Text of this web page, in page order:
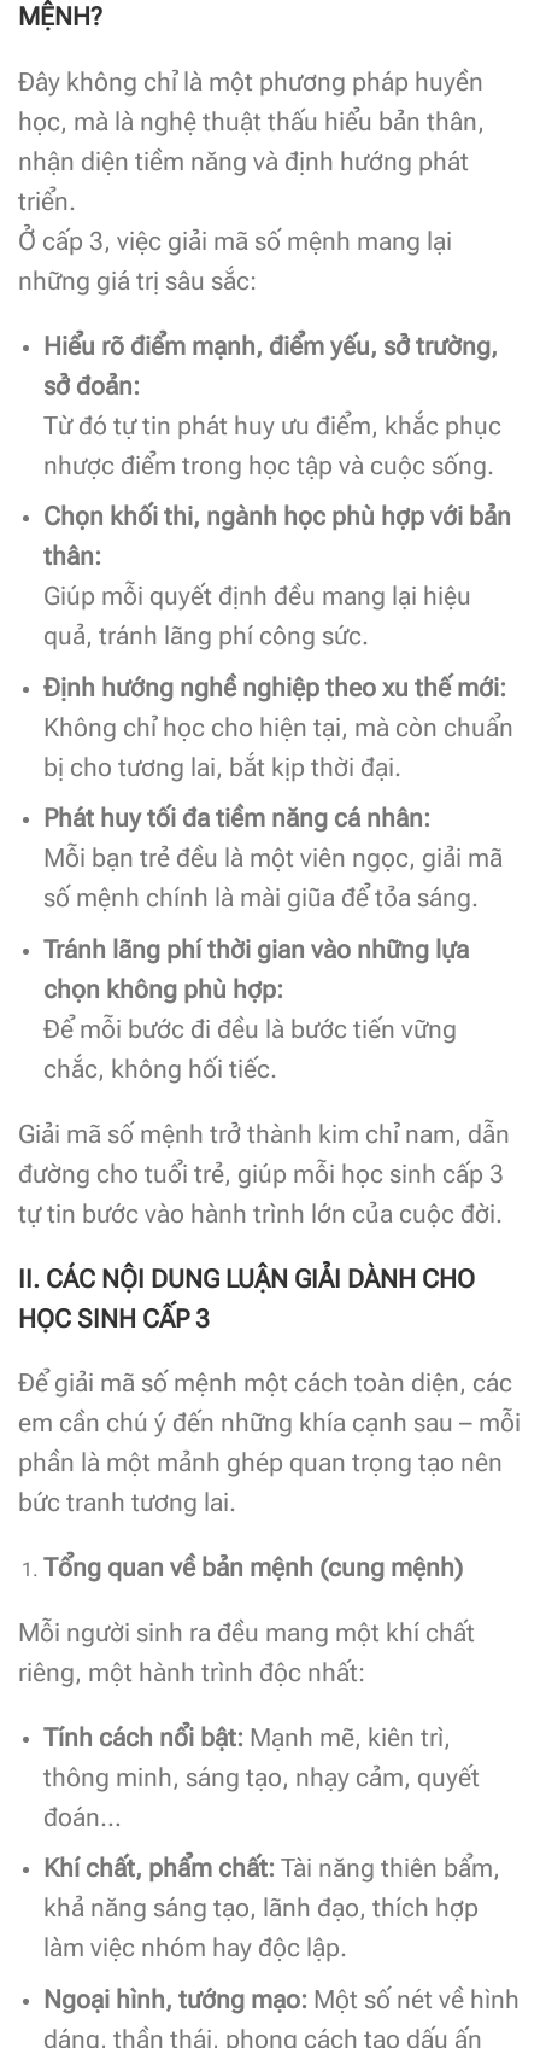
MỆNH?
Đây không chỉ là một phương pháp huyền
học, mà là nghệ thuật thấu hiểu bản thân,
nhận diện tiềm năng và định hướng phát
triển.
Ở cấp 3, việc giải mã số mệnh mang lại
những giá trị sâu sắc:
Hiểu rõ điểm mạnh, điểm yếu, sở trường,
sở đoản:
Từ đó tự tin phát huy ưu điểm, khắc phục
nhược điểm trong học tập và cuộc sống.
Chọn khối thi, ngành học phù hợp với bản
thân:
Giúp mỗi quyết định đều mang lại hiệu
quả, tránh lãng phí công sức.
Định hướng nghề nghiệp theo xu thế mới:
Không chỉ học cho hiện tại, mà còn chuẩn
bị cho tương lai, bắt kịp thời đại.
Phát huy tối đa tiềm năng cá nhân:
Mỗi bạn trẻ đều là một viên ngọc, giải mã
số mệnh chính là mài giũa để tỏa sáng.
Tránh lãng phí thời gian vào những lựa
chọn không phù hợp:
Để mỗi bước đi đều là bước tiến vững
chắc, không hối tiếc.
Giải mã số mệnh trở thành kim chỉ nam, dẫn
đường cho tuổi trẻ, giúp mỗi học sinh cấp 3
tự tin bước vào hành trình lớn của cuộc đời.
II. CÁC NỘI DUNG LUẬN GIẢI DÀNH CHO
HỌC SINH CẤP 3
Để giải mã số mệnh một cách toàn diện, các
em cần chú ý đến những khía cạnh sau – mỗi
phần là một mảnh ghép quan trọng tạo nên
bức tranh tương lai.
Tổng quan về bản mệnh (cung mệnh)
Mỗi người sinh ra đều mang một khí chất
riêng, một hành trình độc nhất:
Tính cách nổi bật: Mạnh mẽ, kiên trì,
thông minh, sáng tạo, nhạy cảm, quyết
đoán…
Khí chất, phẩm chất: Tài năng thiên bẩm,
khả năng sáng tạo, lãnh đạo, thích hợp
làm việc nhóm hay độc lập.
Ngoại hình, tướng mạo: Một số nét về hình
dáng, thần thái, phong cách tạo dấu ấn